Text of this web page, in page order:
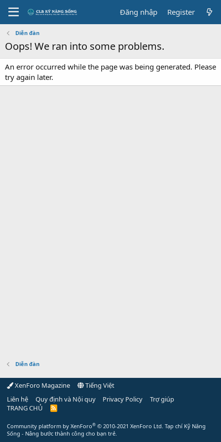
Đăng nhập Register
Diễn đàn
Oops! We ran into some problems.
An error occurred while the page was being generated. Please
try again later.
Diễn đàn
XenForo Magazine
Tiếng Việt
Liên hệ
Quy định và Nội quy Privacy Policy
Trợ giúp
TRANG CHỦ
R
Community platform by XenForo® © 2010-2021 XenForo Ltd. Tạp chí Kỹ Năng
Sống - Nâng bước thành công cho bạn trẻ.